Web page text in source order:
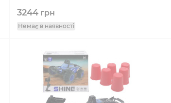
3244грн
Немає в наявності